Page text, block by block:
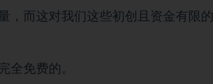
，而这对我们这些初创且资金有限的
全免费的。